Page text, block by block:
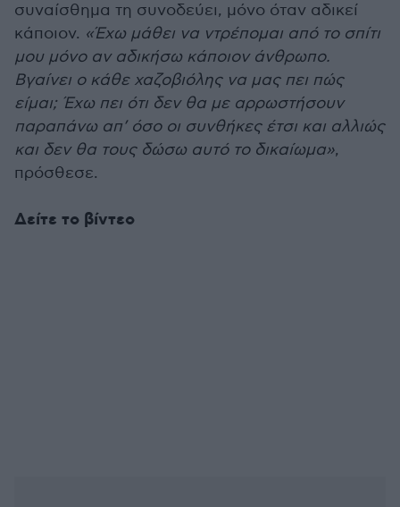
συναίσθημα τη συνοδεύει, μόνο όταν αδικεί
κάποιον. «Έχω μάθει να ντρέπομαι από το σπίτι
μου μόνο αν αδικήσω κάποιον άνθρωπο.
Βγαίνει ο κάθε χαζοβιόλης να μας πει πώς
είμαι; Έχω πει ότι δεν θα με αρρωστήσουν
παραπάνω απ’ όσο οι συνθήκες έτσι και αλλιώς
και δεν θα τους δώσω αυτό το δικαίωμα»,
πρόσθεσε.
Δείτε το βίντεο